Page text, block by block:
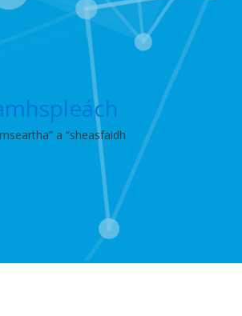
a “sheasfaidh